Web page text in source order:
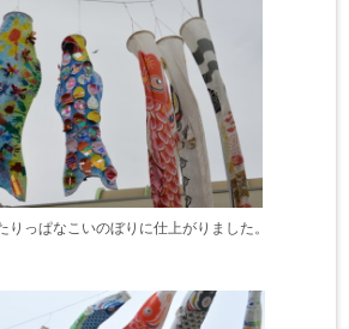
りっぱなこいのぼりに仕上がりました。